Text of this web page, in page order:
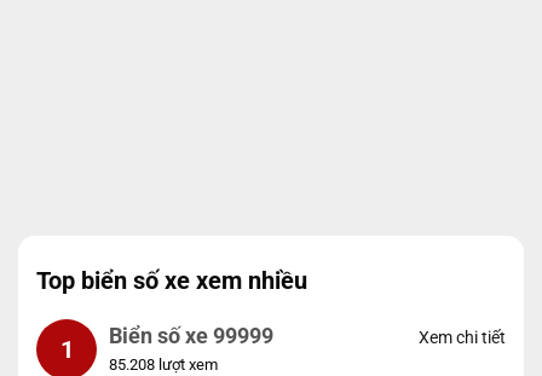
Top biển số xe xem nhiều
1 Biển số xe 99999
85.208 lượt xem
Xem chi tiết